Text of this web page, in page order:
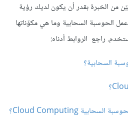
الخبرة بقدر أن يكون لديك رؤية
السحابية وما هي مكوّناتها
راجع الروابط أدناه: